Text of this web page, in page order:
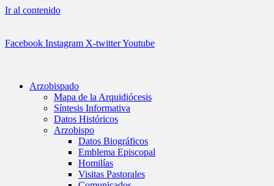
Ir al contenido
Facebook Instagram X-twitterYoutube
Arzobispado
Mapa de la Arquidiócesis
Síntesis Informativa
Datos Históricos
Arzobispo
Datos Biográficos
Emblema Episcopal
Homilías
Visitas Pastorales